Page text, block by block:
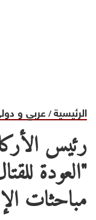
الرئيسية/ عربي و
رئيس
"العودة
مباحثات